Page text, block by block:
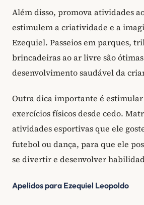
Além disso, promova atividades
estimulem a criatividade e a
Ezequiel. Passeios em parques,
brincadeiras ao ar livre são
desenvolvimento saudável da
Outra dica importante é
exercícios físicos desde cedo.
atividades esportivas que ele
futebol ou dança, para que ele
se divertir e desenvolver
Apelidos para Ezequiel Leopoldo